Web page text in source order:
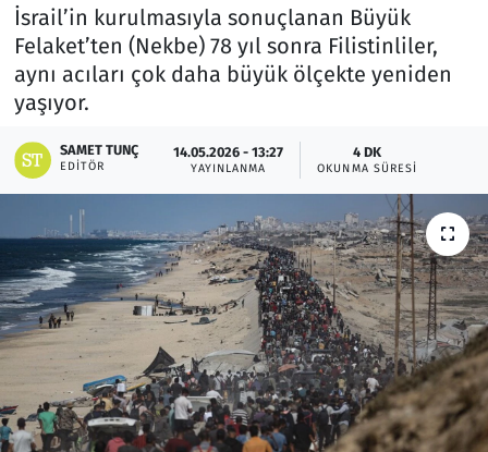
İsrail’in kurulmasıyla sonuçlanan Büyük
Felaket’ten (Nekbe) 78 yıl sonra Filistinliler,
aynı acıları çok daha büyük ölçekte yeniden
yaşıyor.
SAMET TUNÇ
EDITÖR
14.05.2026 - 13:27
YAYINLANMA
4 DK
OKUNMA SÜRESI
Lezzet Durağı
Memur ve Kamu
Otomobil
Oyun
Ramazan
Resmi İlanlar
Rüya Tabirleri
Sağlık